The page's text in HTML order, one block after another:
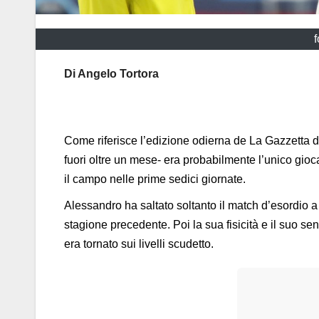
Di Angelo Tortora
Come riferisce l’edizione odierna de La Gazzetta
fuori oltre un mese- era probabilmente l’unico
il campo nelle prime sedici giornate.
Alessandro ha saltato soltanto il match d’esordio
stagione precedente. Poi la sua fisicità e il suo
era tornato sui livelli scudetto.